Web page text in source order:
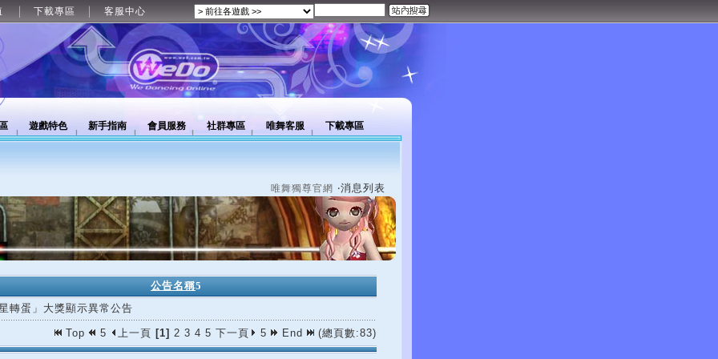
下載專區 客服中心
遊戲特色 新手指南 會員服務 社群專區 唯舞客服 下載專區
唯舞獨尊官網 ‧消息列表
公告名稱5
轉蛋」大獎顯示異常公告
Top 5 上一頁 [1] 2 3 4 5 下一頁 5 End (總頁數:83)